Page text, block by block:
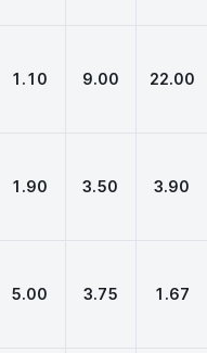
1.10 9.00 22.00
1.90 3.50 3.90
5.00 3.75 1.67